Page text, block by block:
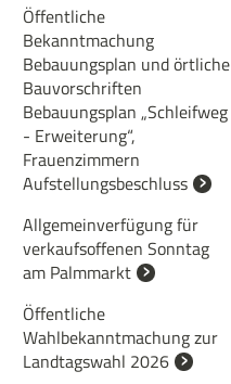
Öffentliche
Bekanntmachung
Bebauungsplan und örtliche
Bauvorschriften
Bebauungsplan „Schleifweg
- Erweiterung“,
Frauenzimmern
Aufstellungsbeschluss
Allgemeinverfügung für
verkaufsoffenen Sonntag
am Palmmarkt
Öffentliche
Wahlbekanntmachung zur
Landtagswahl 2026